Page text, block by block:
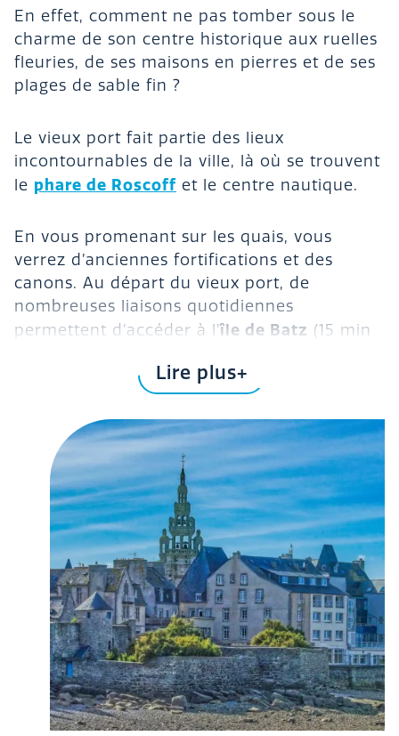
En effet, comment ne pas tomber sous le
charme de son centre historique aux ruelles
fleuries, de ses maisons en pierres et de ses
plages de sable fin ?
Le vieux port fait partie des lieux
incontournables de la ville, là où se trouvent
le phare de Roscoff et le centre nautique.
Lire plus
En vous promenant sur les quais, vous
verrez d’anciennes fortifications et des
canons. Au départ du vieux port, de
nombreuses liaisons quotidiennes
permettent d’accéder à l’île de Batz (15 min
Dans les années 1970 fut construit, non loin
du vieux port, un port de plaisance, leport
du Bloscon. Grâce à ce port aux eaux
profondes, Roscoff peut accueillir de grands
événements comme la 54ᵉ Solitaire du
Figaro en septembre 2023.
Depuis 1973 et la création d’un terminal de
ferries, il est à présent possible de rejoindre
Plymouth durant votretraversée Roscoff-
Angleterre, Cork en Irlande ou Santander en
Espagne depuis Roscoff.
Enfin, Roscoff est une terre gourmande.
L’oignon de Roscoff AOP possède un goût
subtil et peu piquant et une odeur fruitée. Il